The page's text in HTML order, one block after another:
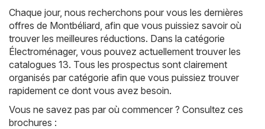
Chaque jour, nous recherchons pour vous les dernières
offres de Montbéliard, afin que vous puissiez savoir où
trouver les meilleures réductions. Dans la catégorie
Électroménager, vous pouvez actuellement trouver les
catalogues 13. Tous les prospectus sont clairement
organisés par catégorie afin que vous puissiez trouver
rapidement ce dont vous avez besoin.
Vous ne savez pas par où commencer ? Consultez ces
brochures :